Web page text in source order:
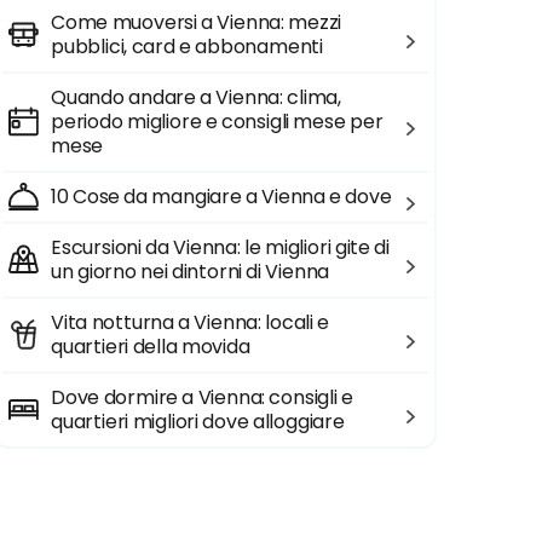
Come muoversi a Vienna: mezzi
pubblici, card e abbonamenti
Quando andare a Vienna: clima,
periodo migliore e consigli mese per
mese
10 Cose da mangiare a Vienna e dove
Escursioni da Vienna: le migliori gite di
un giorno nei dintorni di Vienna
Vita notturna a Vienna: locali e
quartieri della movida
Dove dormire a Vienna: consigli e
quartieri migliori dove alloggiare